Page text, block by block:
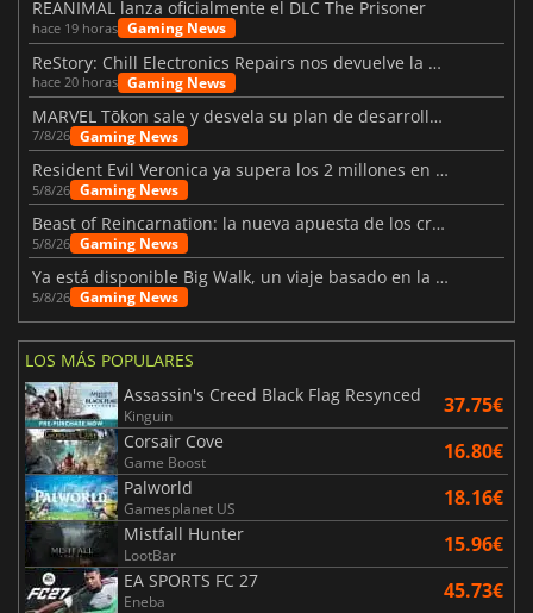
REANIMAL lanza oficialmente el DLC The Prisoner
hace 19 horas Gaming News
ReStory: Chill Electronics Repairs nos devuelve la nostalgia de los 2000
hace 20 horas Gaming News
MARVEL Tōkon sale y desvela su plan de desarrollo para el primer año
7/8/26 Gaming News
Resident Evil Veronica ya supera los 2 millones en listas de deseados
5/8/26 Gaming News
Beast of Reincarnation: la nueva apuesta de los creadores de Pokémon
5/8/26 Gaming News
Ya está disponible Big Walk, un viaje basado en la amistad
5/8/26 Gaming News
LOS MÁS POPULARES
Assassin's Creed Black Flag Resynced
Kinguin 37.75€
Corsair Cove
Game Boost 16.80€
Palworld
Gamesplanet US 18.16€
Mistfall Hunter
LootBar 15.96€
EA SPORTS FC 27
Eneba 45.73€